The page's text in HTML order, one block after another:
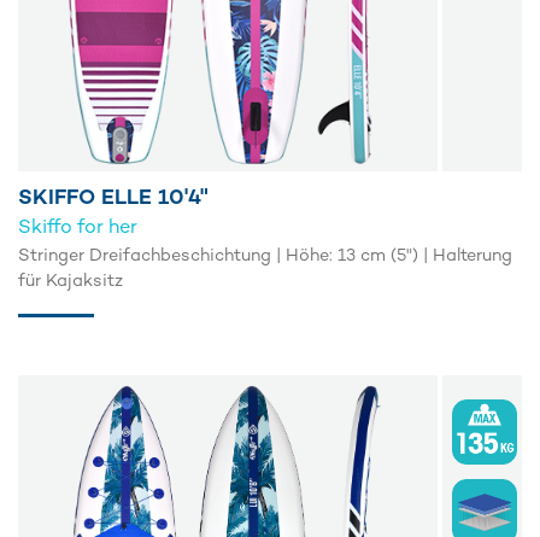
SKIFFO ELLE 10'4"
Skiffo for her
Stringer Dreifachbeschichtung | Höhe: 13 cm (5") | Halterung
für Kajaksitz